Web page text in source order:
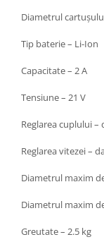
Zdrobitoare
Zdrobitoare manuale
Suflante si
Unelte altoit
Unelte manuale de
Folie si plase pt
Masini de maturat
Diametrul
Tip baterie – Li-Ion
Capacitate – 2 A
Tensiune – 21 V
Reglarea cuplului –
Reglarea vitezei –
Diametrul maxim
Diametrul maxim
Greutate – 2.5 kg